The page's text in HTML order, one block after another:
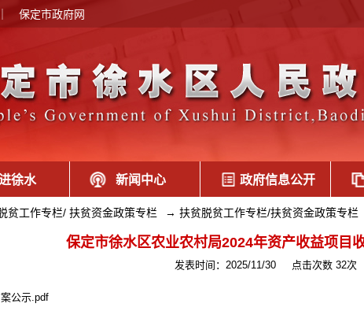
保定市政府网
徐水 新闻中心 政府信息公开
贫工作专栏/ 扶贫资金政策专栏 → 扶贫脱贫工作专栏/扶贫资金政策专栏
保定市徐水区农业农村局2024年资产收益项目
发表时间：2025/11/30 点击次数 32次
公示.pdf